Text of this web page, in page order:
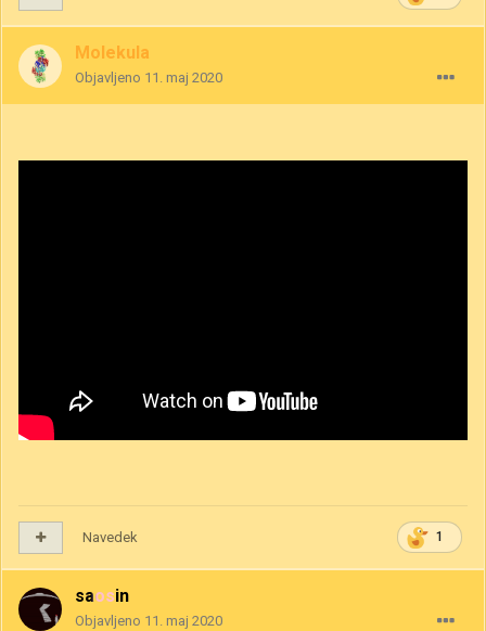
Molekula
Objavljeno 11. maj 2020
1
Navedek
saosin
Objavljeno 11. maj 2020